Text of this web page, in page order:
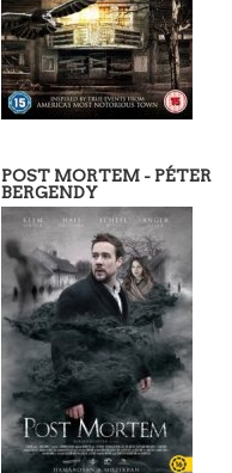
POST MORTEM - PÉTER
BERGENDY